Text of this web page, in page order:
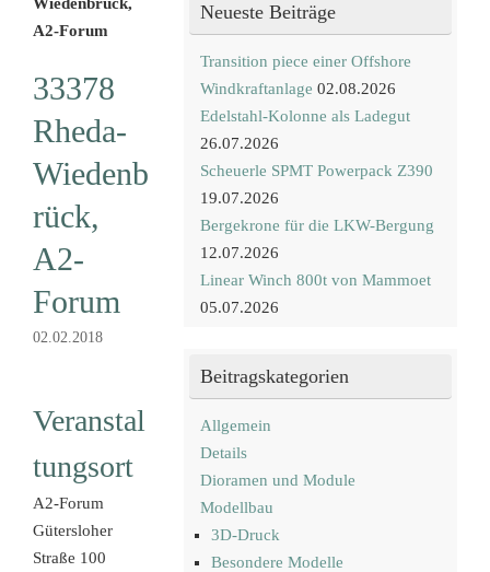
A2-Forum
33378
Rheda-
Wiedenb
rück,
A2-
Forum
02.02.2018
Veranstal
tungsort
A2-Forum
Gütersloher
Straße 100
Neueste Beiträge
Transition piece einer Offshore
Windkraftanlage 02.08.2026
Edelstahl-Kolonne als Ladegut
26.07.2026
Scheuerle SPMT Powerpack Z390
19.07.2026
Bergekrone für die LKW-Bergung
12.07.2026
Linear Winch 800t von Mammoet
05.07.2026
Beitragskategorien
Allgemein
Details
Dioramen und Module
Modellbau
3D-Druck
Besondere Modelle